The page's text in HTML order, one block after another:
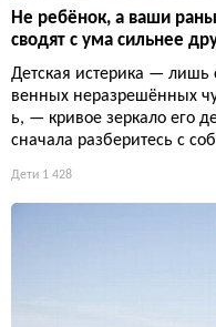
Не ребёнок, а ваши
сводят с ума сильнее
Детская истерика — лишь
венных неразрешённых
ь, — кривое зеркало его
сначала разберитесь с
Дети 1 428